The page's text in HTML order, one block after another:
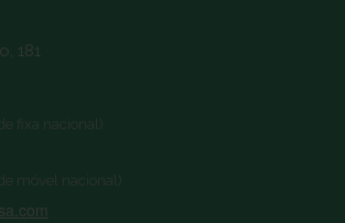
181
fixa nacional)
móvel nacional)